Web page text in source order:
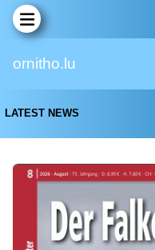
ornitho.lu
LATEST NEWS